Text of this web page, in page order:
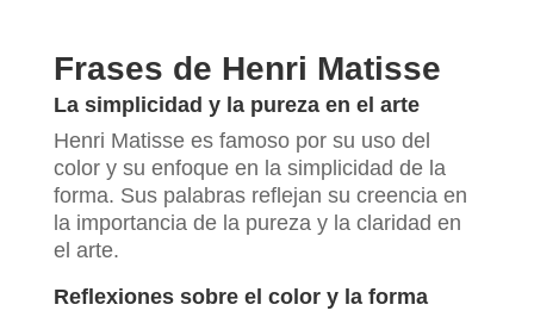
Frases de Henri Matisse
La simplicidad y la pureza en el arte
Henri Matisse es famoso por su uso del
color y su enfoque en la simplicidad de la
forma. Sus palabras reflejan su creencia en
la importancia de la pureza y la claridad en
el arte.
Reflexiones sobre el color y la forma